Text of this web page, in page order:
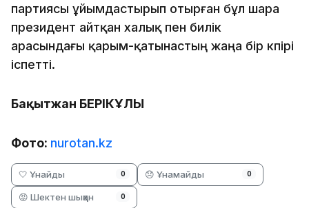
партиясы ұйымдастырып отырған бұл шара
президент айтқан халық пен билік
арасындағы қарым-қатынастың жаңа бір көпірі
іспетті.
Бақытжан БЕРІКҰЛЫ
Фото: nurotan.kz
🤍 Ұнайды 0 😞 Ұнамайды 0
😡 Шектен шыққан 0